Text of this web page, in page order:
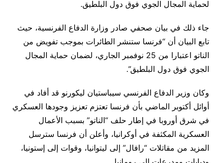
لحماية المجال الجوي فوق دول البلطيق.
جاء ذلك في بيان صحفي صادر وزارة الدفاع الفرنسية، حيث
تابع البيان أن “فرنسا ستنشر الطائرات بموجب تفويض من
الناتو اعتبارا من 25 نوفمبر الجاري، لضمان حماية المجال
الجوي فوق دول البلطيق”.
وكان وزير الدفاع الفرنسي سيباستيان ليكورنو قد أفاد في
أوائل أكتوبر الماضي بأن فرنسا تعتزم تعزيز وجودها العسكري
في شرق أوروبا في إطار حلف “الناتو” بسبب الأعمال
العسكرية المكثفة في أوكرانيا، وأعلن أن فرنسا سترسل
المزيد من مقاتلات “رافال” إلى ليتوانيا، وقوات إلى إستونيا،